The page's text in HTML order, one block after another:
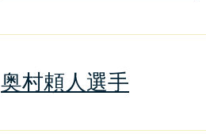
奥村頼人選手